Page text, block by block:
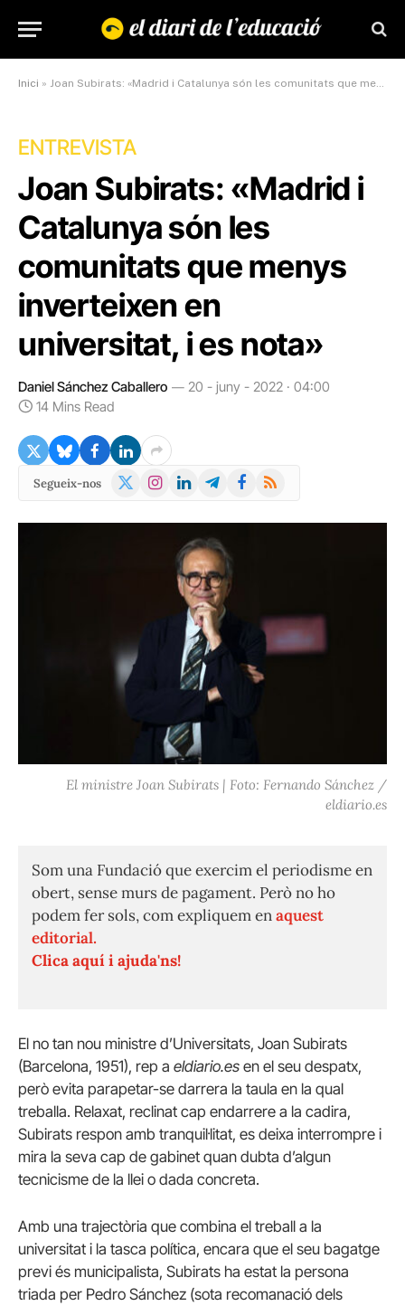
Inici » Joan Subirats: «Madrid i Catalunya són les comunitats que menys inverteixen en universitat, i es nota»
ENTREVISTA
Joan Subirats: «Madrid i
Catalunya són les
comunitats que menys
inverteixen en
universitat, i es nota»
Daniel Sánchez Caballero
20 - juny - 2022 · 04:00
14 Mins Read
Segueix-nos
X
Instagram
LinkedInTelegramFacebook
RSS
El ministre Joan Subirats | Foto: Fernando Sánchez /
eldiario.es
Som una Fundació que exercim el periodisme en
obert, sense murs de pagament. Però no ho
podem fer sols, com expliquem enaquest
editorial.
Clica aquí i ajuda'ns!
El no tan nou ministre d’Universitats, Joan Subirats
(Barcelona, 1951), rep a eldiario.es en el seu despatx,
però evita parapetar-se darrera la taula en la qual
treballa. Relaxat, reclinat cap endarrere a la cadira,
Subirats respon amb tranquil·litat, es deixa interrompre i
mira la seva cap de gabinet quan dubta d’algun
tecnicisme de la llei o dada concreta.
Amb una trajectòria que combina el treball a la
universitat i la tasca política, encara que el seu bagatge
previ és municipalista, Subirats ha estat la persona
triada per Pedro Sánchez (sota recomanació dels